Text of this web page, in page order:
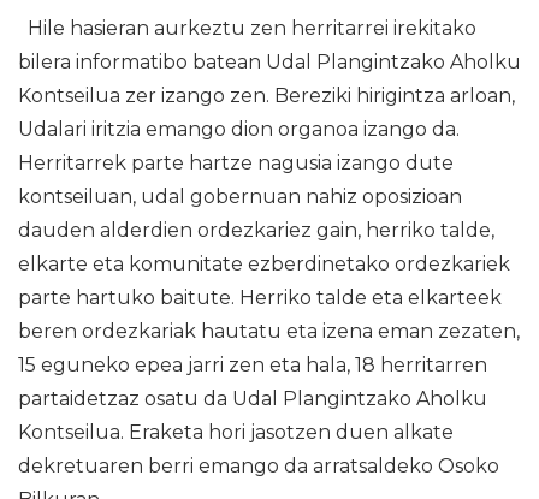
Hile hasieran aurkeztu zen herritarrei irekitako
bilera informatibo batean Udal Plangintzako Aholku
Kontseilua zer izango zen. Bereziki hirigintza arloan,
Udalari iritzia emango dion organoa izango da.
Herritarrek parte hartze nagusia izango dute
kontseiluan, udal gobernuan nahiz oposizioan
dauden alderdien ordezkariez gain, herriko talde,
elkarte eta komunitate ezberdinetako ordezkariek
parte hartuko baitute. Herriko talde eta elkarteek
beren ordezkariak hautatu eta izena eman zezaten,
15 eguneko epea jarri zen eta hala, 18 herritarren
partaidetzaz osatu da Udal Plangintzako Aholku
Kontseilua. Eraketa hori jasotzen duen alkate
dekretuaren berri emango da arratsaldeko Osoko